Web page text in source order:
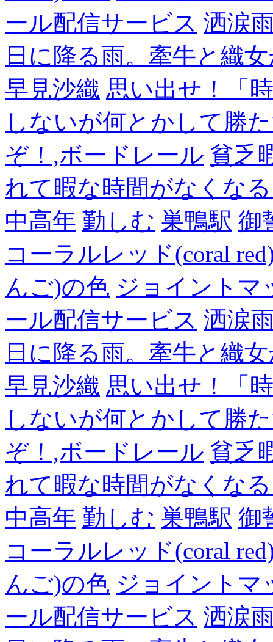
ール配信サービス 洒涙
日に降る雨。牽牛と織
早見沙織 思い出せ！「
しないが何とかして勝
ぞ！,ボードレール 貧乏
れて暇な時間がなくな
中高年 勤しむ 巣鴨駅 御
コーラルレッド(coral
んご)の色 ジョイントマ
ール配信サービス 洒涙
日に降る雨。牽牛と織
早見沙織 思い出せ！「
しないが何とかして勝
ぞ！,ボードレール 貧乏
れて暇な時間がなくな
中高年 勤しむ 巣鴨駅 御
コーラルレッド(coral
んご)の色 ジョイントマ
ール配信サービス 洒涙